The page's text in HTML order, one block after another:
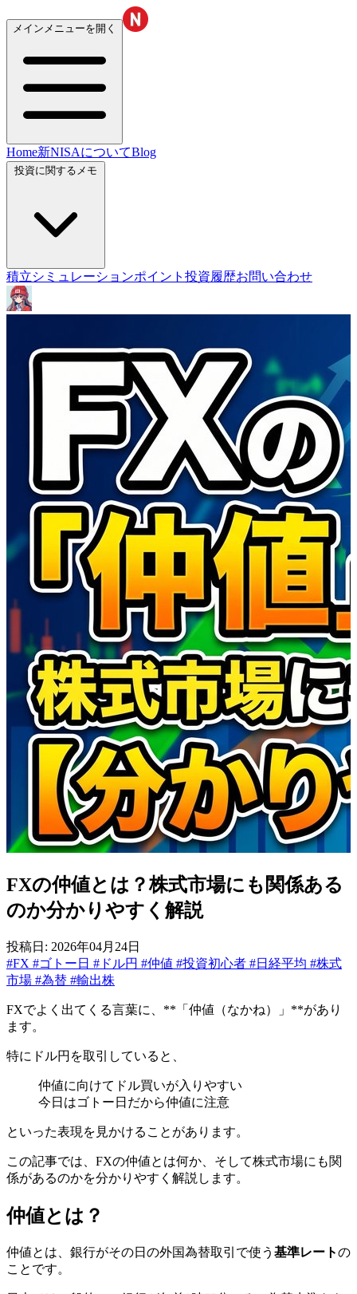
メインメニューを開く
Home新NISAについてBlog
積立シミュレーションポイント投資履歴お問い合わせ
FXの仲値とは？株式市場にも関係ある
のか分かりやすく解説
投稿日: 2026年04月24日
#FX #ゴトー日 #ドル円 #仲値 #投資初心者 #日経平均 #株式
市場 #為替 #輸出株
FXでよく出てくる言葉に、**「仲値（なかね）」**があり
ます。
特にドル円を取引していると、
仲値に向けてドル買いが入りやすい
今日はゴトー日だから仲値に注意
といった表現を見かけることがあります。
この記事では、FXの仲値とは何か、そして株式市場にも関
係があるのかを分かりやすく解説します。
仲値とは？
仲値とは、銀行がその日の外国為替取引で使う 基準レートの
ことです。